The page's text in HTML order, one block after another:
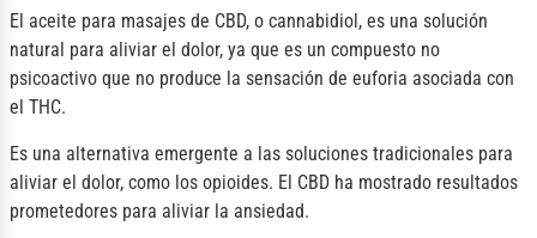
El aceite para masajes de CBD, o cannabidiol, es una solución
natural para aliviar el dolor, ya que es un compuesto no
psicoactivo que no produce la sensación de euforia asociada con
el THC.
Es una alternativa emergente a las soluciones tradicionales para
aliviar el dolor, como los opioides. El CBD ha mostrado resultados
prometedores para aliviar la ansiedad.